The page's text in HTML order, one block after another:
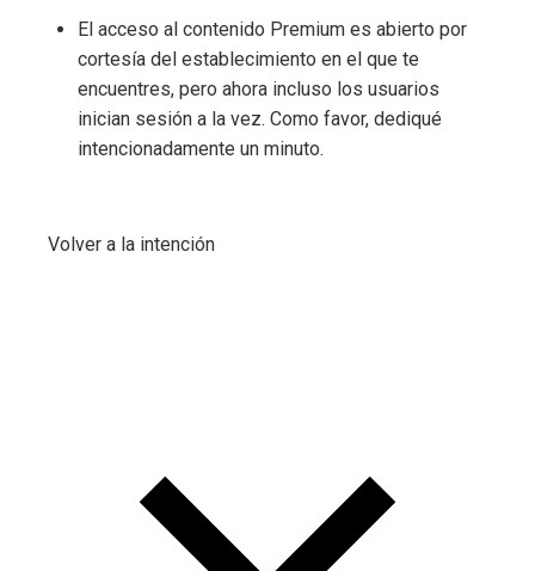
El acceso al contenido Premium es abierto por
cortesía del establecimiento en el que te
encuentres, pero ahora incluso los usuarios
inician sesión a la vez. Como favor, dediqué
intencionadamente un minuto.
Volver a la intención